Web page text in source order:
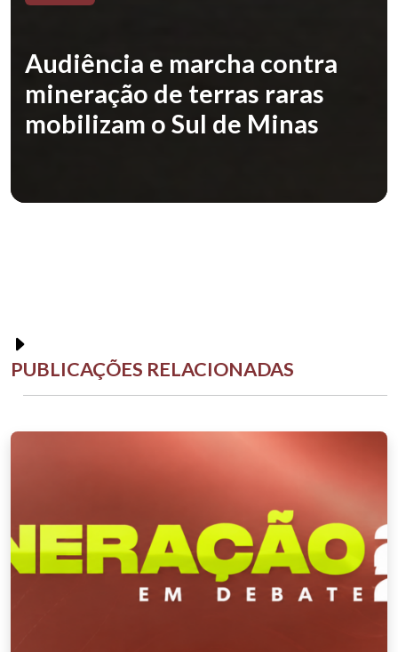
Audiência e marcha contra
mineração de terras raras
mobilizam o Sul de Minas
PUBLICAÇÕES RELACIONADAS